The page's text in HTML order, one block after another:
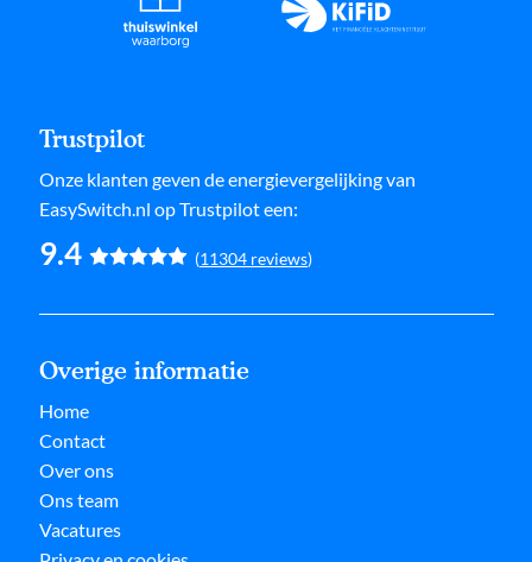
Trustpilot
Onze klanten geven deenergievergelijkingvan
EasySwitch.nl op Trustpilot een:
9.4 (11304 reviews)
Overige informatie
Home
Contact
Over ons
Ons team
Vacatures